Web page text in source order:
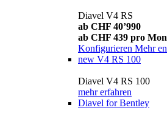
Diavel V4 RS
ab CHF 40’990
ab CHF 439 pro
Konfigurieren Mehr
new V4 RS 100
Diavel V4 RS 100
mehr erfahren
Diavel for Bentley